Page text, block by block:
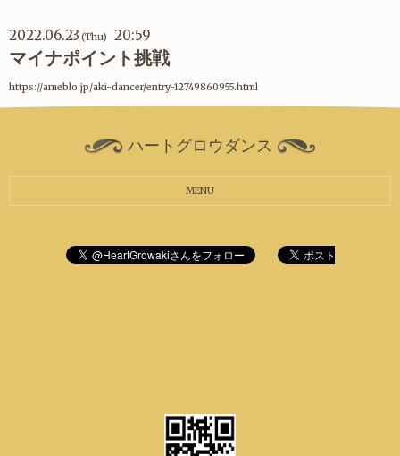
2022.06.23 (Thu) 20:59
マイナポイント挑戦
https://ameblo.jp/aki-dancer/entry-12749860955.html
ハートグロウダンス
MENU